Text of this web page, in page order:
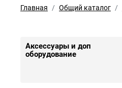
Главная Общий каталог
Аксессуары и доп
оборудование